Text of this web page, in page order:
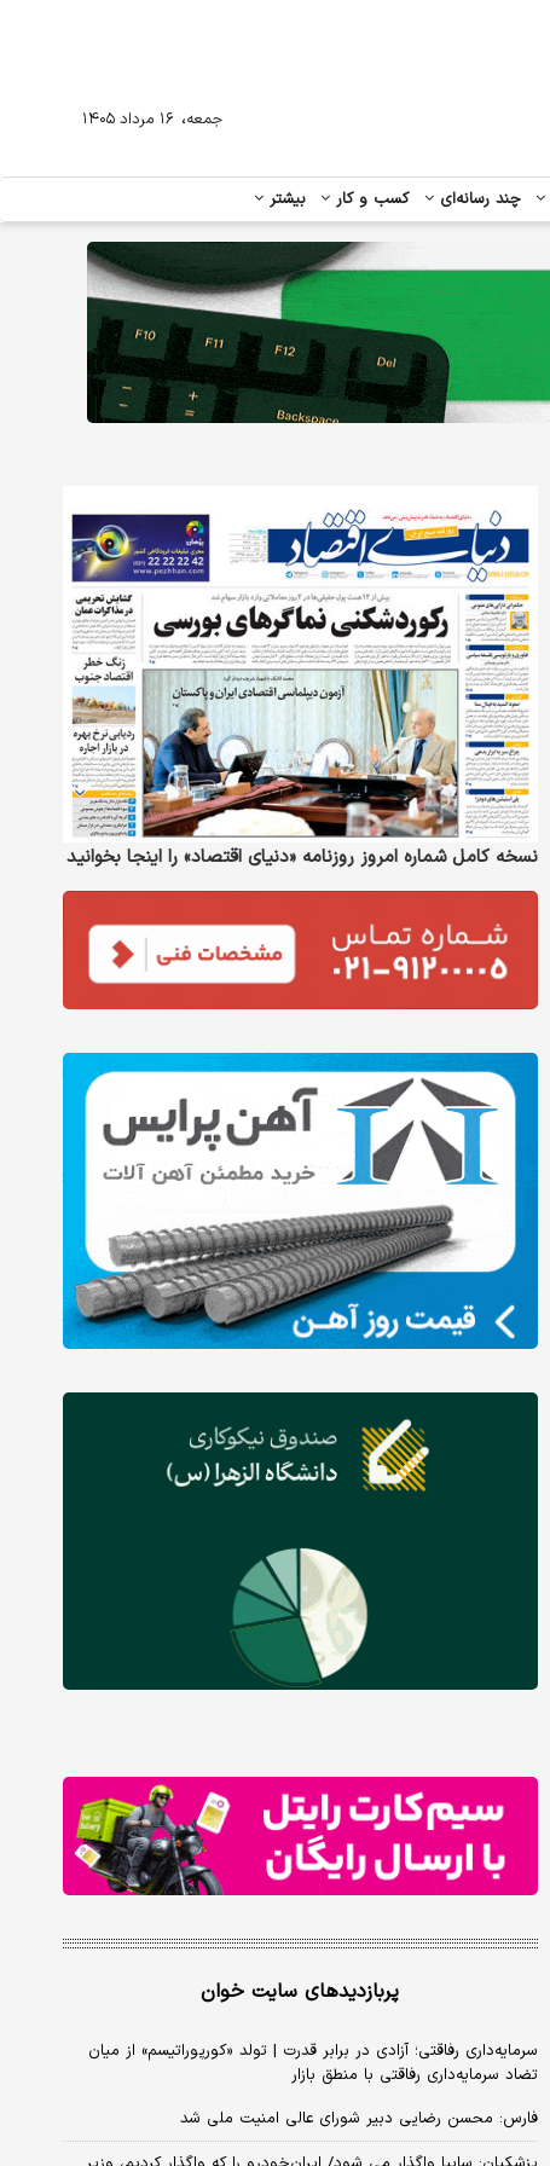
چند رسانه‌ای کسب و کار بیشتر
جمعه، ۱۶ مرداد ۱۴۰۵
نسخه کامل شماره امروز روزنامه «دنیای‌ اقتصاد» را اینجا بخوانید
پربازدیدهای سایت خوان
سرمایه‌داری رفاقتی؛ آزادی در برابر قدرت | تولد «کورپوراتیسم» از میان
تضاد سرمایه‌داری رفاقتی با منطق بازار
فارس: محسن رضایی دبیر شورای عالی امنیت ملی شد